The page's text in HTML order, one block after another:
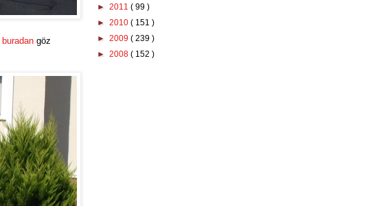
buradan göz
► 2011 ( 99 )
► 2010 ( 151 )
► 2009 ( 239 )
► 2008 ( 152 )